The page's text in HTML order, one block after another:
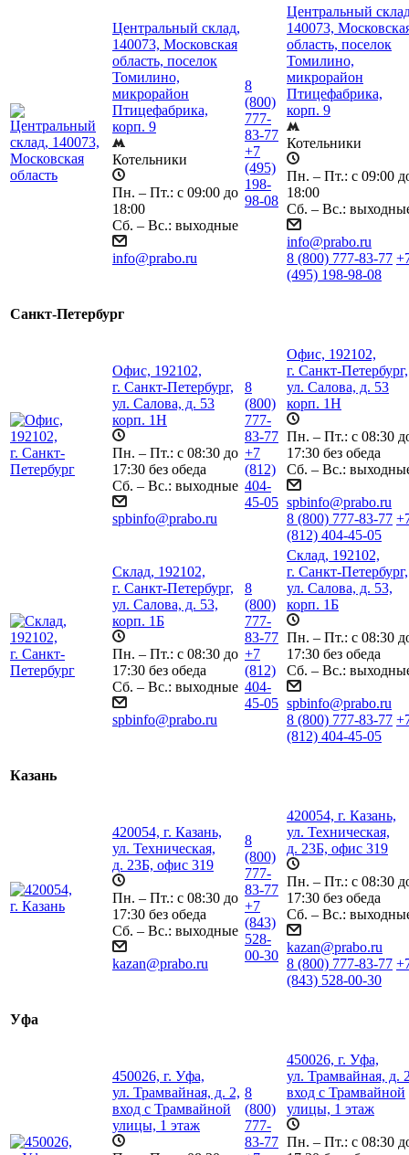
Центральный склад,
140073, Московская
область, поселок
Томилино,
микрорайон
Птицефабрика,
корп. 9
Котельники
Пн. – Пт.: с 09:00 до
18:00
Сб. – Вс.: выходные
info@prabo.ru
8
(800)
777-
83-77
+7
(495)
198-
98-08
Центральный
140073,
область, поселок
Томилино,
микрорайон
Птицефабрика,
корп. 9
Котельники
Пн. – Пт.: с 09:00
18:00
Сб. – Вс.:
info@prabo.ru
8 (800) 777-83-77
(495) 198-98-08
Санкт-Петербург
Офис, 192102,
г. Санкт-Петербург,
ул. Салова, д. 53
корп. 1Н
Пн. – Пт.: с 08:30 до
17:30 без обеда
Сб. – Вс.: выходные
spbinfo@prabo.ru
8
(800)
777-
83-77
+7
(812)
404-
45-05
Офис, 192102,
г. Санкт-Петербург,
ул. Салова, д. 53
корп. 1Н
Пн. – Пт.: с 08:30
17:30 без обеда
Сб. – Вс.:
spbinfo@prabo.ru
8 (800) 777-83-77
(812) 404-45-05
Склад, 192102,
г. Санкт-Петербург,
ул. Салова, д. 53,
корп. 1Б
Пн. – Пт.: с 08:30 до
17:30 без обеда
Сб. – Вс.: выходные
spbinfo@prabo.ru
8
(800)
777-
83-77
+7
(812)
404-
45-05
Склад, 192102,
г. Санкт-Петербург,
ул. Салова, д. 53,
корп. 1Б
Пн. – Пт.: с 08:30
17:30 без обеда
Сб. – Вс.:
spbinfo@prabo.ru
8 (800) 777-83-77
(812) 404-45-05
Казань
420054, г. Казань,
ул. Техническая,
д. 23Б, офис 319
Пн. – Пт.: с 08:30 до
17:30 без обеда
Сб. – Вс.: выходные
kazan@prabo.ru
8
(800)
777-
83-77
+7
(843)
528-
00-30
420054, г. Казань,
ул. Техническая,
д. 23Б, офис 319
Пн. – Пт.: с 08:30
17:30 без обеда
Сб. – Вс.:
kazan@prabo.ru
8 (800) 777-83-77
(843) 528-00-30
Уфа
450026, г. Уфа,
ул. Трамвайная, д. 2,
вход с Трамвайной
улицы, 1 этаж
8
(800)
777-
83-77
450026, г. Уфа,
ул. Трамвайная, д.
вход с Трамвайной
улицы, 1 этаж
Пн. – Пт.: с 08:30